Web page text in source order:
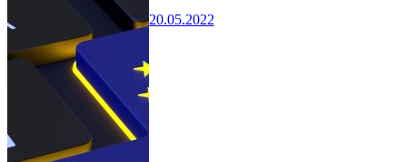
20.05.2022